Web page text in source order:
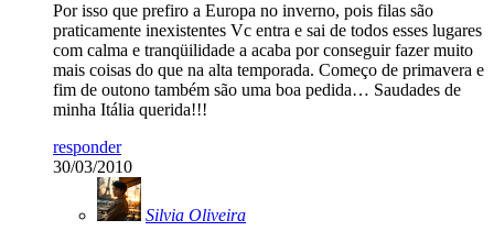
Por isso que prefiro a Europa no inverno, pois filas são
praticamente inexistentes Vc entra e sai de todos esses lugares
com calma e tranqüilidade a acaba por conseguir fazer muito
mais coisas do que na alta temporada. Começo de primavera e
fim de outono também são uma boa pedida… Saudades de
minha Itália querida!!!
responder
30/03/2010
Silvia Oliveira